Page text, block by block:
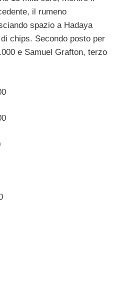
il rumeno
spazio a Hadaya
chips. Secondo posto per
e Samuel Grafton, terzo